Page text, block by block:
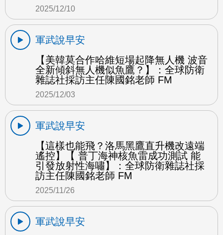
2025/12/10
軍武說早安
【美韓莫合作哈維短場起降無人機 波音
全新傾斜無人機似魚鷹？】：全球防衛
雜誌社採訪主任陳國銘老師 FM
2025/12/03
軍武說早安
【這樣也能飛？洛馬黑鷹直升機改遠端
遙控】【 普丁海神核魚雷成功測試 能
引發放射性海嘯】：全球防衛雜誌社採
訪主任陳國銘老師 FM
2025/11/26
軍武說早安